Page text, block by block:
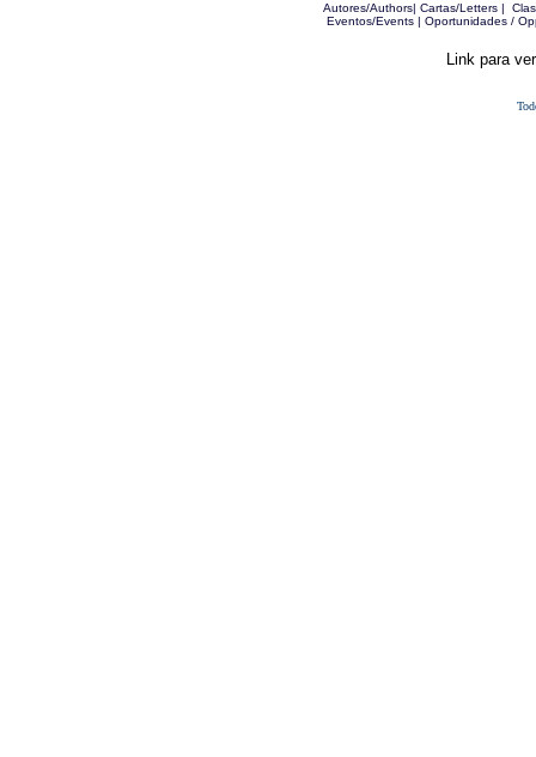
Autores/Authors| Cartas/Letters|
Eventos/Events | Oportunidades /
Link para